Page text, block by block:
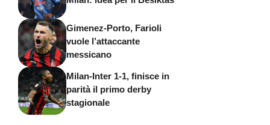
vuole l’attaccante
parità il primo derby
stagionale